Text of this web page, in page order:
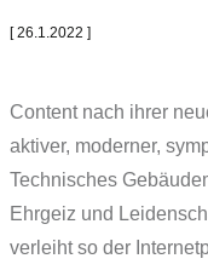
[ 26.1.2022 ]
Content nach ihrer
aktiver, moderner,
Technisches
Ehrgeiz und
verleiht so der